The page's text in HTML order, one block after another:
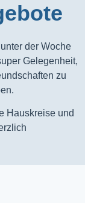
der Woche
Gelegenheit,
zu
Hauskreise und